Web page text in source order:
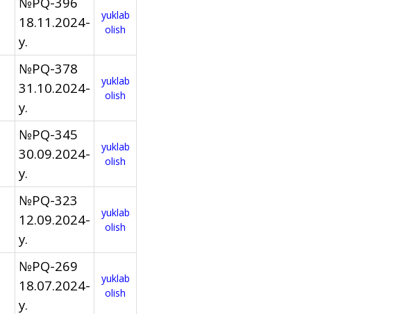
18.11.2024-
y.
yuklab
olish
№PQ-378
31.10.2024-
y.
yuklab
olish
№PQ-345
30.09.2024-
y.
yuklab
olish
№PQ-323
12.09.2024-
y.
yuklab
olish
№PQ-269
18.07.2024-
y.
yuklab
olish